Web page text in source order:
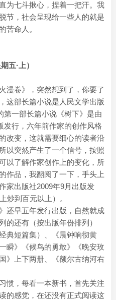
为七斗揪心，捏着一把汗。我
节，社会呈现给一些人的就是
苦命人。
五·上）
漫卷》，突然想到了，你要了
这部长篇小说是人民文学出版
第一部长篇小说《树下》是由
发行，六年前作家的创作风格
改变，这就需要细心的读者沿
以突然产生了一个信号，按照
以了解作家创作上的变化，所
作品，我翻阅了一下，手头上
家出版社2009年9月出版发
炒到百元以上）。
还早五年发行出版，自然就成
的还有（按出版年份排列）
典短篇集）、《晨钟响彻黄
瞬》《候鸟的勇敢》《晚安玫
》上下两册、《额尔古纳河右
惯，每看一本新书，首先关注
的感觉，在还没有正式阅读这